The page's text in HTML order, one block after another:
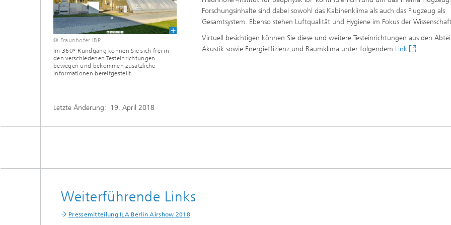
© Fraunhofer IBP
Im 360°-Rundgang können Sie sich frei in
den verschiedenen Testeinrichtungen
bewegen und bekommen zusätzliche
Informationen bereitgestellt.
Forschungsinhalte sind dabei sowohl das Kabinenklima als auch das Flugzeug als
Gesamtsystem. Ebenso stehen Luftqualität und Hygiene im Fokus der
Virtuell besichtigen können Sie diese und weitere Testeinrichtungen aus den
Akustik sowie Energieffizienz und Raumklima unter folgendem Link
Letzte Änderung: 19. April 2018
Weiterführende Links
Pressemitteilung ILA Berlin Airshow 2018